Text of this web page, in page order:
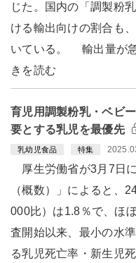
じた。国内の「調製粉
ける輸出向けの割合も
いている。 輸出量が
きを読む
育児用調製粉乳・ベビ
要とする乳児を最優先
乳幼児食品 特集
厚生労働省が3月7日
（概数）」によると、
000比）は1.8％で、ほ
査開始以来、最小の水
る乳児死亡率・新生児